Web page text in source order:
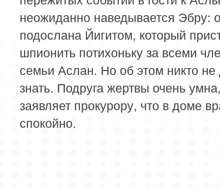
неожиданно наведывается Эбру:
подослана Йигитом, который
шпионить потихоньку за всеми
семьи Аслан. Но об этом никто
знать. Подруга жертвы очень
заявляет прокурору, что в доме
спокойно.